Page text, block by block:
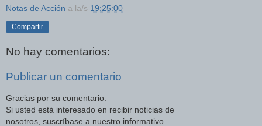
Notas de Acción a la/s 19:25:00
Compartir
No hay comentarios:
Publicar un comentario
Gracias por su comentario.
Si usted está interesado en recibir noticias de
nosotros, suscríbase a nuestro informativo.